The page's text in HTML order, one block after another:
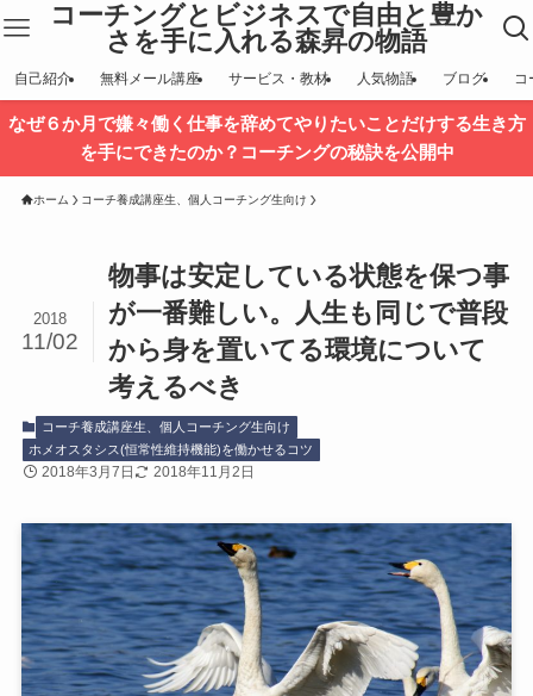
コーチングとビジネスで自由と豊か
さを手に入れる森昇の物語
自己紹介 無料メール講座 サービス・教材 人気物語 ブログ コ
なぜ６か月で嫌々働く仕事を辞めてやりたいことだけする生き方
を手にできたのか？コーチングの秘訣を公開中
ホーム コーチ養成講座生、個人コーチング生向け
物事は安定している状態を保つ事
が一番難しい。人生も同じで普段
から身を置いてる環境について
考えるべき
2018
11/02
コーチ養成講座生、個人コーチング生向け
ホメオスタシス(恒常性維持機能)を働かせるコツ
2018年3月7日 2018年11月2日